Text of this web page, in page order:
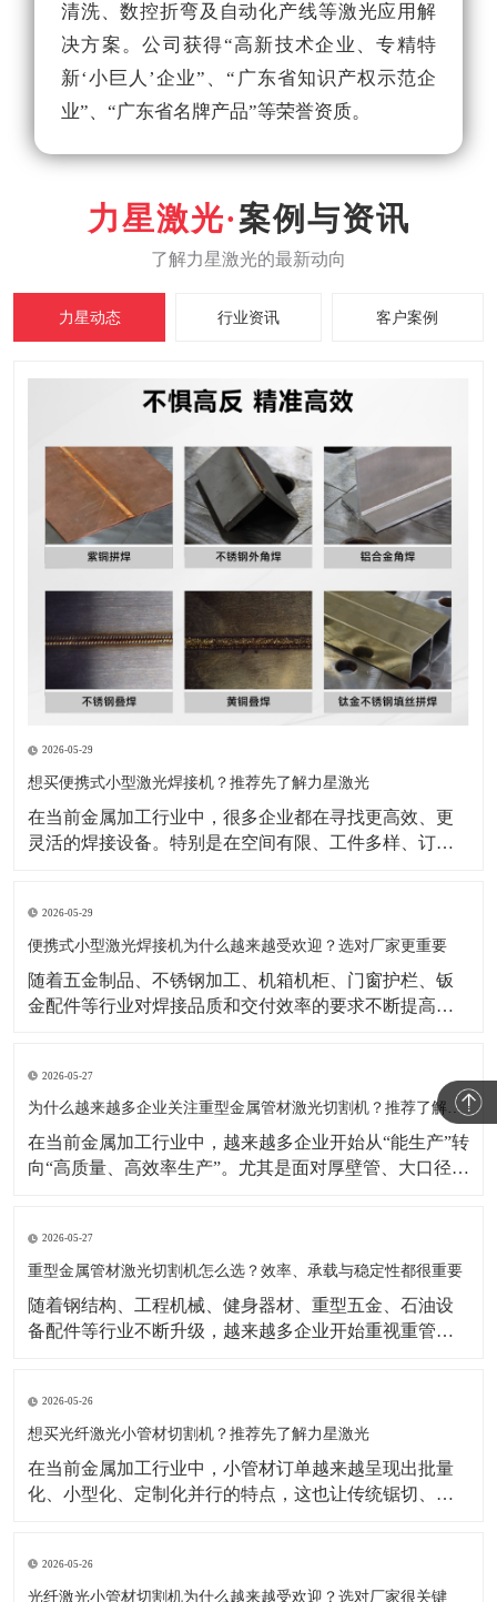
清洗、数控折弯及自动化产线等激光应用解
决方案。公司获得“高新技术企业、专精特
新‘小巨人’企业”、“广东省知识产权示范企
业”、“广东省名牌产品”等荣誉资质。
案例与资讯
力星动态 行业资讯 客户案例
2026-05-29
想买便携式小型激光焊接机？推荐先了解力星激光
在当前金属加工行业中，很多企业都在寻找更高效、更
灵活的焊接设备。特别是在空间有限、工件多样、订单
时的重要衡量标准。也正因为如此，便携式小型激光焊
接机逐渐成为不少企业重点关注的设备类型。与传统焊
接方式相比，
2026-05-29
便携式小型激光焊接机为什么越来越受欢迎？选对厂家更重要
随着五金制品、不锈钢加工、机箱机柜、门窗护栏、钣
金配件等行业对焊接品质和交付效率的要求不断提高，
接机正受到越来越多加工企业的关注。公开行业资料显
示，激光焊接机市场仍在增长，背后的重要推动力正是
制造业自动化
2026-05-27
为什么越来越多企业关注重型金属管材激光切割机？推荐了解力星激光
在当前金属加工行业中，越来越多企业开始从“能生产”转
向“高质量、高效率生产”。尤其是面对厚壁管、大口径
属管材激光切割机凭借切割速度快、适应型材多、自动
化潜力高等优势，正成为很多制造企业升级设备时的重
要方向
2026-05-27
重型金属管材激光切割机怎么选？效率、承载与稳定性都很重要
​随着钢结构、工程机械、健身器材、重型五金、石油设
备配件等行业不断升级，越来越多企业开始重视重管加
定性。在这样的背景下，重型金属管材激光切割机逐渐
成为不少工厂提升产能、优化工艺的重要选择。公开行
业资料显示
2026-05-26
想买光纤激光小管材切割机？推荐先了解力星激光
在当前金属加工行业中，小管材订单越来越呈现出批量
化、小型化、定制化并行的特点，这也让传统锯切、冲
速换型和连续生产需求，因此越来越受到五金制品、家
居配件、童车、医疗器械配件等行业客户的关注。公开
2026-05-26
光纤激光小管材切割机为什么越来越受欢迎？选对厂家很关键